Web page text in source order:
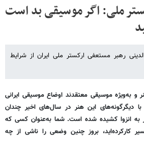
ملی: اگر موسیقی بد است
رهبر مستعفی ارکستر ملی ایران از شرایط
و به‌ویژه موسیقی معتقدند اوضاع موسیقی ایرانی
دیگرگونه‌های این هنر در سال‌های اخیر چندان
به انزوا کشیده شده است. شما به‌عنوان کسی که
کارکرده‌اید، بروز چنین وضعی را ناشی از چه